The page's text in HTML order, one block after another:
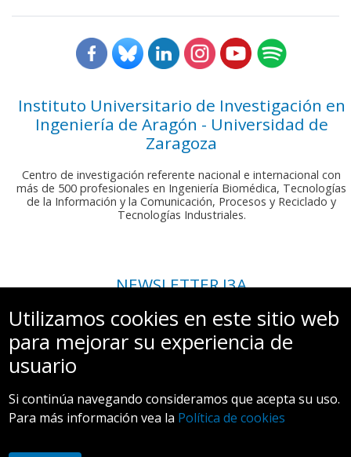
Instituto Universitario de Investigación en
Ingeniería de Aragón - Universidad de
Zaragoza
Centro de investigación referente nacional e internacional con
más de 500 profesionales en Ingeniería Biomédica, Tecnologías
de la Información y la Comunicación, Procesos y Reciclado y
Tecnologías Industriales.
NEWSLETTER I3A
Si deseas recibir nuestro boletín mensual, envíanos un correo a:
comunicacion.i3a@unizar.es
Utilizamos cookies en este sitio web
para mejorar su experiencia de
usuario
Si continúa navegando consideramos que acepta su uso.
Para más información vea la Política de cookies